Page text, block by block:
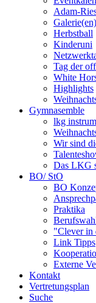
Adam-
Galerie(en)
Herbstball
Kinderuni
Tag der
White
Highlights
Gymnasemble
lkg
Wir sind
Das LKG
BO/ StO
BO
Praktika
"Clever in
Link Tipps
Externe
Kontakt
Vertretungsplan
Suche